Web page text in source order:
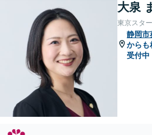
大泉
東京スタ
静岡市
からも
受付中